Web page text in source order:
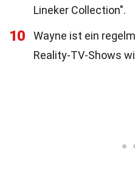
Lineker Collection".
10
Wayne ist ein
Reality-TV-Shows